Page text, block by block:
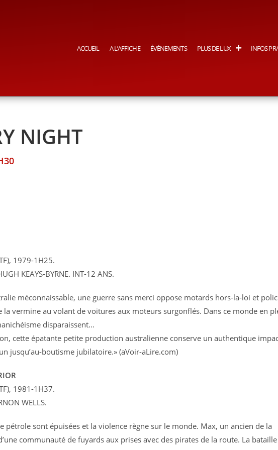
ACCUEIL A L’AFFICHE ÉVÉNEMENTS PLUS DE LUX INFOS
NIGHT
1979-1H25.
KEAYS-BYRNE. INT-12 ANS.
méconnaissable, une guerre sans merci oppose motards hors-la-loi et
vermine au volant de voitures aux moteurs surgonflés. Dans ce monde en
disparaissent…
cette épatante petite production australienne conserve un authentique
jusqu’au-boutisme jubilatoire.» (aVoir-aLire.com)
1981-1H37.
WELLS.
pétrole sont épuisées et la violence règne sur le monde. Max, un ancien de la
communauté de fuyards aux prises avec des pirates de la route. La